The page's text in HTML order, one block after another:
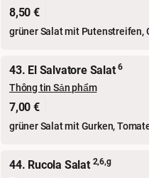
8,50 €
grüner Salat mit Putenstreifen,
43. El Salvatore Salat6
Thông tin Sản phẩm
7,00 €
grüner Salat mit Gurken,
44. Rucola Salat 2,6,g